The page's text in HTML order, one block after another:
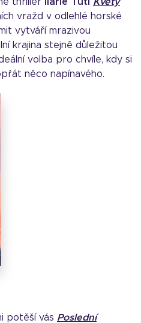
vražd v odlehlé horské
vytváří mrazivou
krajina stejně důležitou
volba pro chvíle, kdy si
něco napínavého.
potěší vás Poslední